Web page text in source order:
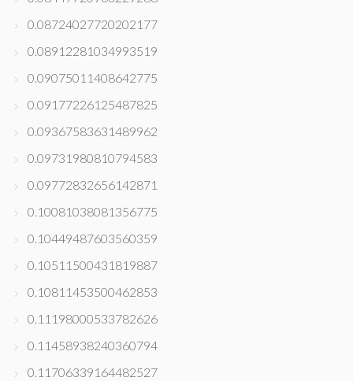
0.08724027720202177
0.08912281034993519
0.09075011408642775
0.09177226125487825
0.09367583631489962
0.09731980810794583
0.09772832656142871
0.10081038081356775
0.10449487603560359
0.10511500431819887
0.10811453500462853
0.11198000533782626
0.11458938240360794
0.11706339164482527